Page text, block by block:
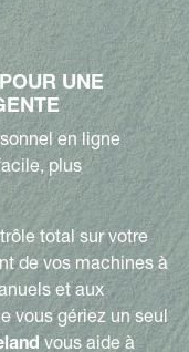
UNE
en ligne
plus
total sur votre
de vos machines à
et aux
vous gériez un seul
vous aide à